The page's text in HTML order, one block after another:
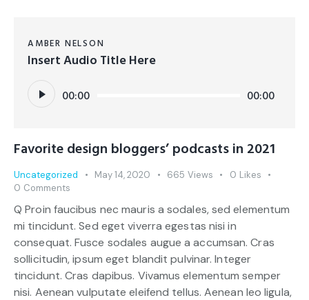
AMBER NELSON
Insert Audio Title Here
Audio
Player 00:00 00:00
Favorite design bloggers’ podcasts in 2021
Uncategorized May 14, 2020 665 Views 0 Likes
0 Comments
Q Proin faucibus nec mauris a sodales, sed elementum
mi tincidunt. Sed eget viverra egestas nisi in
consequat. Fusce sodales augue a accumsan. Cras
sollicitudin, ipsum eget blandit pulvinar. Integer
tincidunt. Cras dapibus. Vivamus elementum semper
nisi. Aenean vulputate eleifend tellus. Aenean leo ligula,